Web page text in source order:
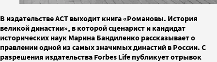
В издательстве АСТ выходит книга «Романовы. История
великой династии», в которой сценарист и кандидат
исторических наук Марина Бандиленко рассказывает о
правлении одной из самых значимых династий в России. С
разрешения издательства Forbes Life публикует отрывок